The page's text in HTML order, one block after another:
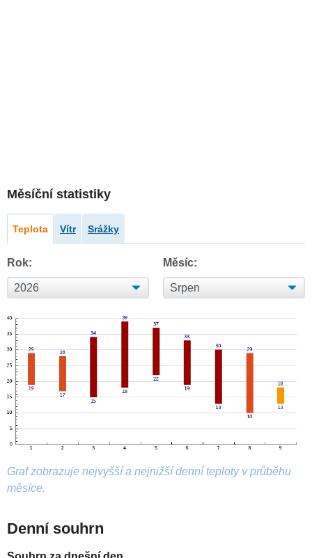
Měsíční statistiky
Teplota Vítr Srážky
Rok: Měsíc:
Graf zobrazuje nejvyšší a nejnižší denní teploty v průběhu
měsíce.
Denní souhrn